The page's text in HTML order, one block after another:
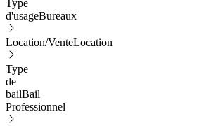
Type
d'usageBureaux
Location/VenteLocation
Type
de
bailBail
Professionnel